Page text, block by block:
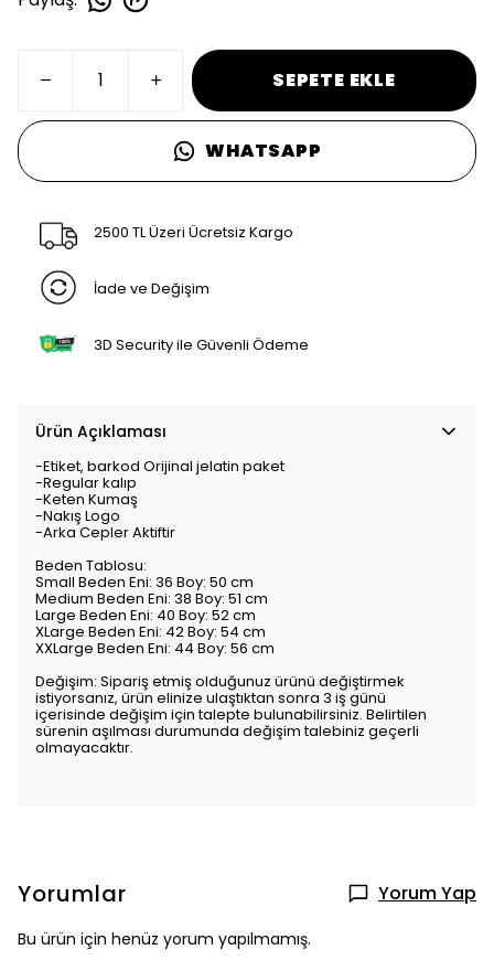
SEPETE EKLE
WHATSAPP
2500 TL Üzeri Ücretsiz Kargo
İade ve Değişim
3D Security ile Güvenli Ödeme
Ürün Açıklaması
-Etiket, barkod Orijinal jelatin paket
-Regular kalıp
-Keten Kumaş
-Nakış Logo
-Arka Cepler Aktiftir
Beden Tablosu:
Small Beden Eni: 36 Boy: 50 cm
Medium Beden Eni: 38 Boy: 51 cm
Large Beden Eni: 40 Boy: 52 cm
XLarge Beden Eni: 42 Boy: 54 cm
XXLarge Beden Eni: 44 Boy: 56 cm
Değişim: Sipariş etmiş olduğunuz ürünü değiştirmek
istiyorsanız, ürün elinize ulaştıktan sonra 3 iş günü
içerisinde değişim için talepte bulunabilirsiniz. Belirtilen
sürenin aşılması durumunda değişim talebiniz geçerli
olmayacaktır.
Yorumlar Yorum Yap
Bu ürün için henüz yorum yapılmamış.